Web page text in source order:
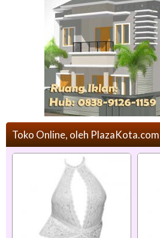
Toko Online, oleh PlazaKota.com